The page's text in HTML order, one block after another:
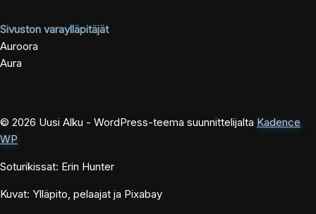
Sivuston varaylläpitäjät
Auroora
Aura
© 2026 Uusi Alku - WordPress-teema suunnittelijalta Kadence
WP
Soturikissat: Erin Hunter
Kuvat: Ylläpito, pelaajat ja Pixabay